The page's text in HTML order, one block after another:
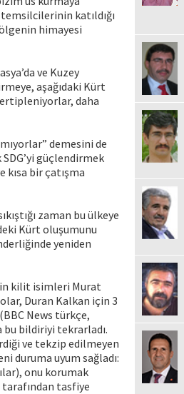
temsilcilerinin katıldığı
himayesi
ve Kuzey
aşağıdaki Kürt
daha
demesini de
güçlendirmek
kısa bir çatışma
zaman bu ülkeye
Kürt oluşumunu
yeniden
kilit isimleri Murat
Duran Kalkan için 3
News türkçe,
bu bildiriyi tekrarladı.
ve tekzip edilmeyen
duruma uyum sağladı:
onu korumak
tarafından tasfiye